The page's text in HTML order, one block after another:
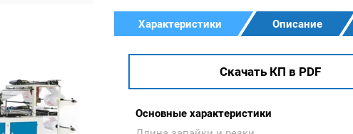
Характеристики Описание
Скачать КП в PDF
Основные характеристики